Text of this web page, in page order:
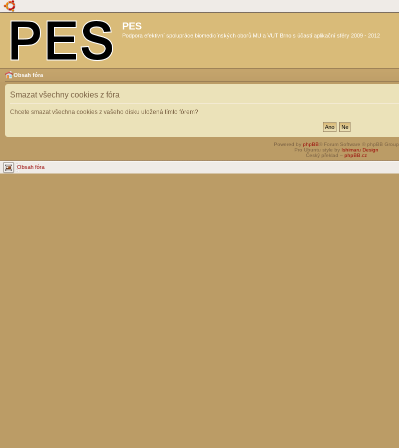
PES
Podpora efektivní spolupráce biomedicínských oborů MU a VUT Brno s účastí aplikační sféry 2009 - 2012
Obsah fóra
Smazat všechny cookies z fóra
Chcete smazat všechna cookies z vašeho disku uložená tímto fórem?
Powered by phpBB® Forum Software © phpBB Group
Pro Ubuntu style by Ishimaru Design
Český překlad – phpBB.cz
Obsah fóra